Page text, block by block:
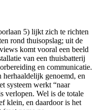
5) lijkt zich te richten
rond thuisopslag; uit de
komt vooral een beeld
van een thuisbatterij
en communicatie.
genoemd, en
systeem werkt “naar
verlopen. Wel is de totale
klein, en daardoor is het